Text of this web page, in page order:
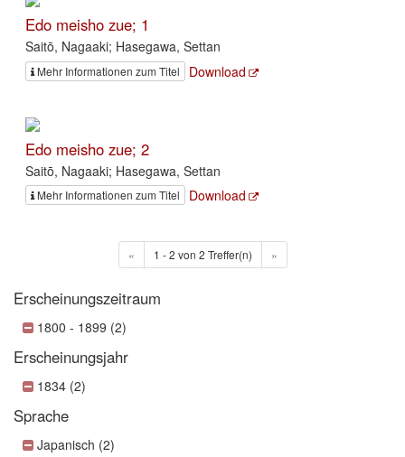
Edo meisho zue; 1
Saitō, Nagaaki; Hasegawa, Settan
Mehr Informationen zum Titel Download
Edo meisho zue; 2
Saitō, Nagaaki; Hasegawa, Settan
Mehr Informationen zum Titel Download
« 1 - 2 von 2 Treffer(n) »
Erscheinungszeitraum
1800 - 1899 (2)
Erscheinungsjahr
1834 (2)
Sprache
Japanisch (2)